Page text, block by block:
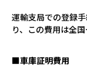
運輸支局での登録
り、この費用は全
■車庫証明費用